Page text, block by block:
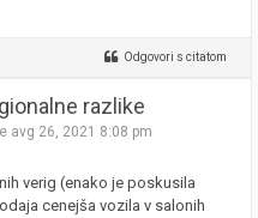
Odgovori s citatom
razlike
avg 26, 2021 8:08 pm
verig (enako je poskusila
cenejša vozila v salonih